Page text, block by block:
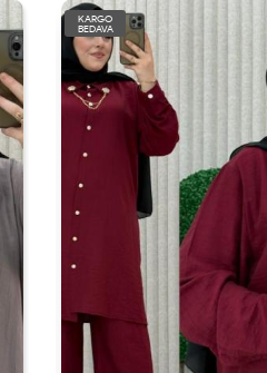
KARGO
BEDAVA